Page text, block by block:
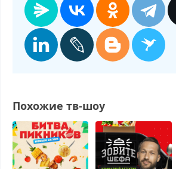
Похожие тв-шоу